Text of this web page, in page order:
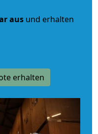
aus und erhalten
erhalten